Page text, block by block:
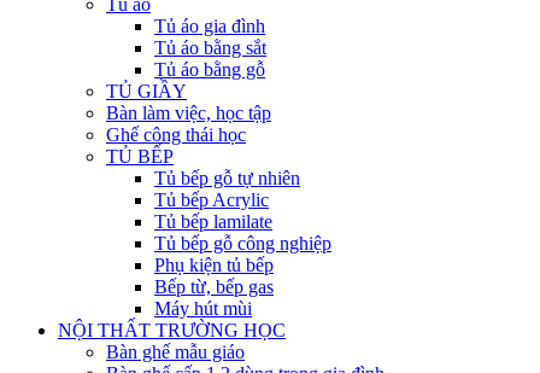
Tủ áo
Tủ áo gia đình
Tủ áo bằng sắt
Tủ áo bằng gỗ
TỦ GIẦY
Bàn làm việc, học tập
Ghế công thái học
TỦ BẾP
Tủ bếp gỗ tự nhiên
Tủ bếp Acrylic
Tủ bếp lamilate
Tủ bếp gỗ công nghiệp
Phụ kiện tủ bếp
Bếp từ, bếp gas
Máy hút mùi
NỘI THẤT TRƯỜNG HỌC
Bàn ghế mẫu giáo